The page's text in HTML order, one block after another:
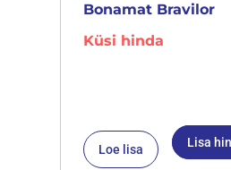
Bonamat Bravilor
Küsi hinda
Loe lisa Lisa